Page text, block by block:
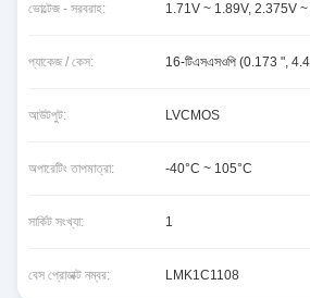
ভোল্টেজ - সরবরাহ: 1.71V ~ 1.89V, 2.375V
প্যাকেজ / কেস: 16-টিএসএসওপি (0.173 ",
আউটপুট: LVCMOS
অপারেটিং তাপমাত্রা: -40°C ~ 105°C
সার্কিট সংখ্যা: 1
বেস প্রোডাক্ট নম্বর: LMK1C1108